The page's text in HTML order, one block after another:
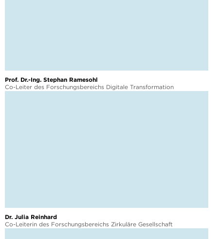
Prof. Dr.-Ing. Stephan Ramesohl
Co-Leiter des Forschungsbereichs Digitale Transformation
Dr. Julia Reinhard
Co-Leiterin des Forschungsbereichs Zirkuläre Gesellschaft